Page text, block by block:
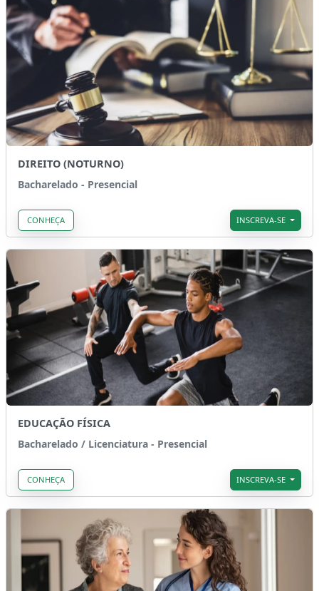
DIREITO (NOTURNO)
Bacharelado - Presencial
CONHEÇA INSCREVA-SE
EDUCAÇÃO FÍSICA
Bacharelado / Licenciatura - Presencial
CONHEÇA INSCREVA-SE